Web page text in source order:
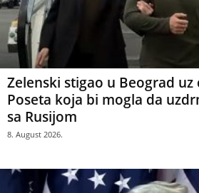
Zelenski stigao u Beograd uz
Poseta koja bi mogla da
sa Rusijom
8. August 2026.